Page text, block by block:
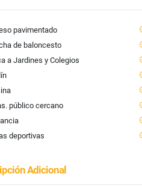
pavimentado
de baloncesto
a Jardines y Colegios
público cercano
deportivas
Adicional